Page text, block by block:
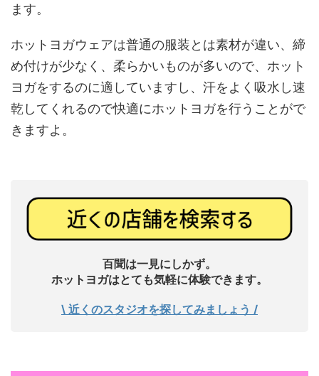
ます。
ホットヨガウェアは普通の服装とは素材が違い、締
め付けが少なく、柔らかいものが多いので、ホット
ヨガをするのに適していますし、汗をよく吸水し速
乾してくれるので快適にホットヨガを行うことがで
きますよ。
百聞は一見にしかず。
ホットヨガはとても気軽に体験できます。
\ 近くのスタジオを探してみましょう /